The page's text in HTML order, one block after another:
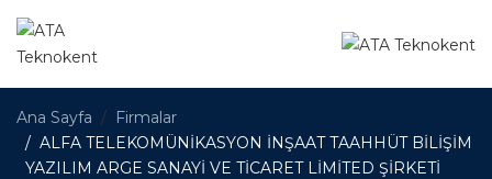
Ana Sayfa
Firmalar
ALFA TELEKOMÜNİKASYON İNŞAAT TAAHHÜT BİLİŞİM
YAZILIM ARGE SANAYİ VE TİCARET LİMİTED ŞİRKETİ